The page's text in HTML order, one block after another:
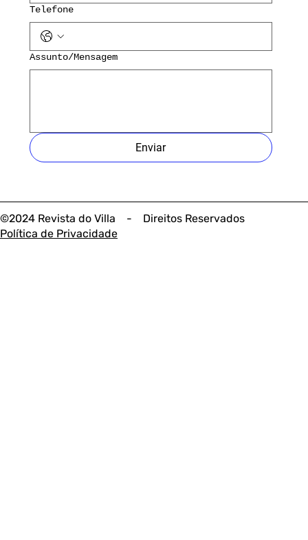
©2024 Revista do Villa - Direitos Reservados
Política de Privacidade
Telefone
Assunto/Mensagem
Enviar